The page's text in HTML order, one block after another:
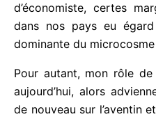
changeants. Je préfère
témoignent de
changer la donne , en
un nouvel angle
« Mieux vaut